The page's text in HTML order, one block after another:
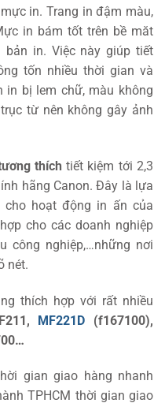
in. Trang in đậm màu,
in bám tốt trên bề măt
bản in. Việc này giúp tiết
tốn nhiều thời gian và
in bị lem chữ, màu không
từ nên không gây ảnh
thích tiết kiệm tới 2,3
hãng Canon. Đây là lựa
hoạt động in ấn của
cho các doanh nghiệp
công nghiệp,…những nơi
nét.
thích hợp với rất nhiều
MF221D (f167100),
gian giao hàng nhanh
TPHCM thời gian giao